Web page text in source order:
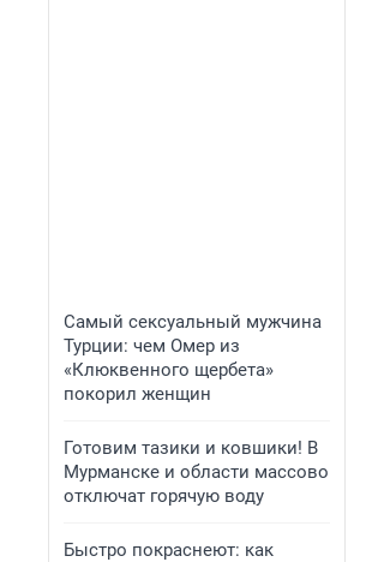
Самый сексуальный мужчина
Турции: чем Омер из
«Клюквенного щербета»
покорил женщин
Готовим тазики и ковшики! В
Мурманске и области массово
отключат горячую воду
Быстро покраснеют: как